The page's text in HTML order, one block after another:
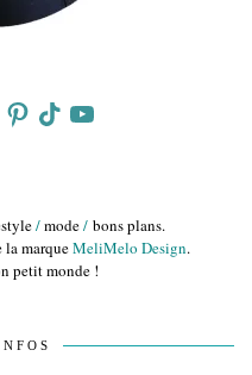
PinterestTikTokYouTube
/mode/bons plans.
marqueMeliMelo Design.
petit monde !